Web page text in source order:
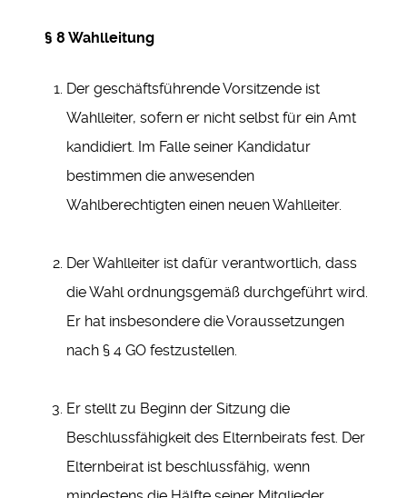
§ 8 Wahlleitung
Der geschäftsführende Vorsitzende ist
Wahlleiter, sofern er nicht selbst für ein Amt
kandidiert. Im Falle seiner Kandidatur
bestimmen die anwesenden
Wahlberechtigten einen neuen Wahlleiter.
Der Wahlleiter ist dafür verantwortlich, dass
die Wahl ordnungsgemäß durchgeführt wird.
Er hat insbesondere die Voraussetzungen
nach § 4 GO festzustellen.
Er stellt zu Beginn der Sitzung die
Beschlussfähigkeit des Elternbeirats fest. Der
Elternbeirat ist beschlussfähig, wenn